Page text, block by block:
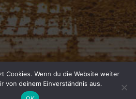
Cookies. Wenn du die Website weiter
von deinem Einverständnis aus.